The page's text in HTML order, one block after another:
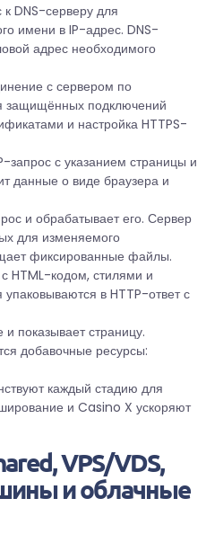
DNS-серверу для
имени в IP-адрес. DNS-
адрес необходимого
с сервером по
защищённых подключений
и настройка HTTPS-
запрос с указанием страницы и
данные о виде браузера и
и обрабатывает его. Сервер
для изменяемого
фиксированные файлы.
HTML-кодом, стилями и
в HTTP-ответ с
показывает страницу.
добавочные ресурсы:
каждый стадию для
и Casino X ускоряют
VPS/VDS,
и облачные